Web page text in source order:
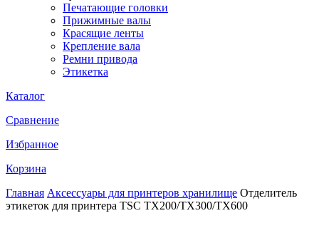
Печатающие головки
Прижимные валы
Красящие ленты
Крепление вала
Ремни привода
Этикетка
Каталог
Сравнение
Избранное
Корзина
Главная Аксессуары для принтеров хранилище Отделитель
этикеток для принтера TSC TX200/TX300/TX600